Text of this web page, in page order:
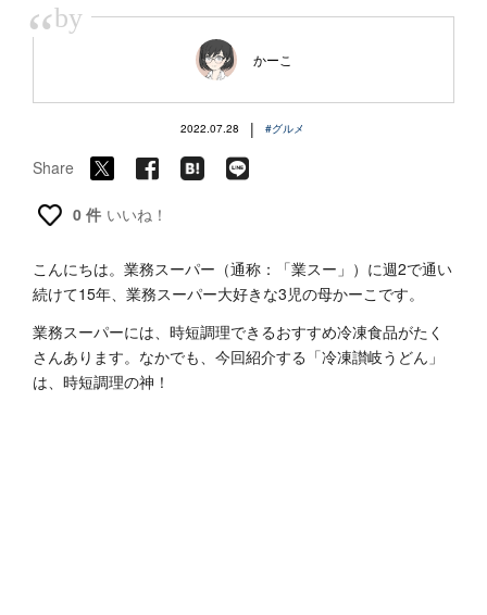
“by
かーこ
2022.07.28 | #グルメ
Share
0 件 いいね！
こんにちは。業務スーパー（通称：「業スー」）に週2で通い
続けて15年、業務スーパー大好きな3児の母かーこです。
業務スーパーには、時短調理できるおすすめ冷凍食品がたく
さんあります。なかでも、今回紹介する「冷凍讃岐うどん」
は、時短調理の神！